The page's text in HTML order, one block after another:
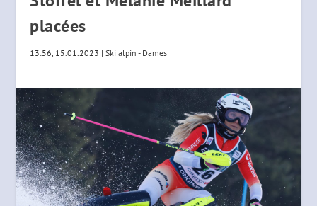
placées
13:56, 15.01.2023 |Ski alpin - Dames